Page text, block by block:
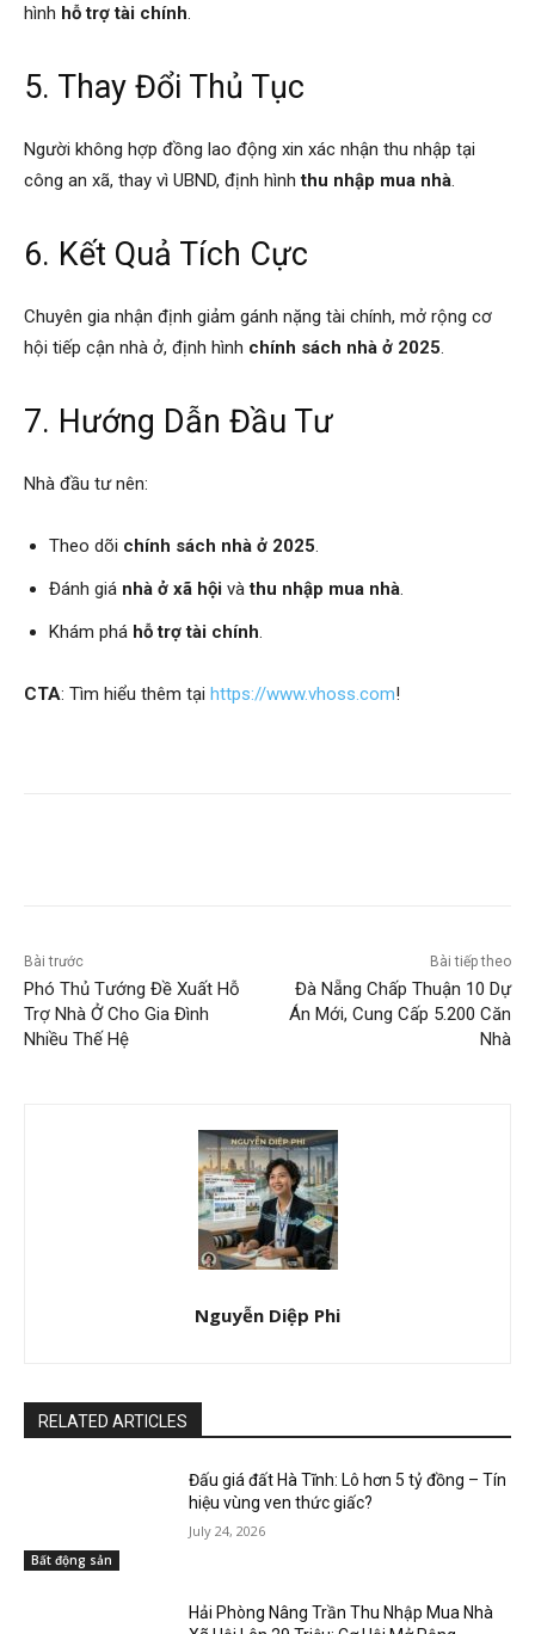
hình hỗ trợ tài chính.
5. Thay Đổi Thủ Tục
Người không hợp đồng lao động xin xác nhận thu nhập tại
công an xã, thay vì UBND, định hìnhthu nhập mua nhà.
6. Kết Quả Tích Cực
Chuyên gia nhận định giảm gánh nặng tài chính, mở rộng cơ
hội tiếp cận nhà ở, định hình chính sách nhà ở 2025.
7. Hướng Dẫn Đầu Tư
Nhà đầu tư nên:
Theo dõi chính sách nhà ở 2025.
Đánh giá nhà ở xã hội vàthu nhập mua nhà.
Khám phá hỗ trợ tài chính.
CTA: Tìm hiểu thêm tại https://www.vhoss.com!
Bài trước
Phó Thủ Tướng Đề Xuất Hỗ
Trợ Nhà Ở Cho Gia Đình
Nhiều Thế Hệ
Bài tiếp theo
Đà Nẵng Chấp Thuận 10 Dự
Án Mới, Cung Cấp 5.200 Căn
Nhà
Nguyễn Diệp Phi
RELATED ARTICLES
Bất động sản
Đấu giá đất Hà Tĩnh: Lô hơn 5 tỷ đồng – Tín
hiệu vùng ven thức giấc?
July 24, 2026
Hải Phòng Nâng Trần Thu Nhập Mua Nhà